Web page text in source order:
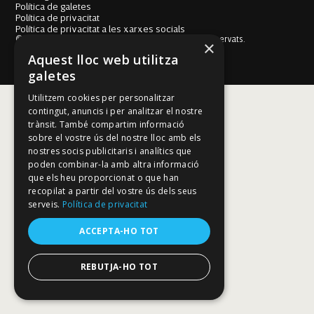
Política de galetes
Política de privacitat
Política de privacitat a les xarxes socials
© Fundació Mallorca Literària 2026. Tots els drets reservats.
Disseny i desenvolupament web BESTALDE STUDIO
×
Aquest lloc web utilitza
galetes
Utilitzem cookies per personalitzar
contingut, anuncis i per analitzar el nostre
trànsit. També compartim informació
sobre el vostre ús del nostre lloc amb els
nostres socis publicitaris i analítics que
poden combinar-la amb altra informació
que els heu proporcionat o que han
recopilat a partir del vostre ús dels seus
serveis. Política de privacitat
ACCEPTA-HO TOT
REBUTJA-HO TOT